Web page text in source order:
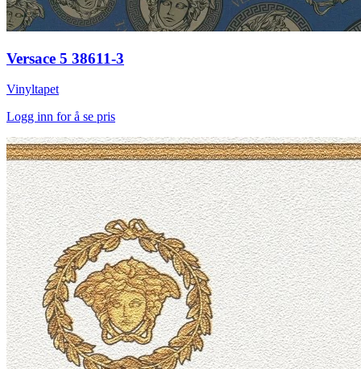
Versace 5 38611-3
Vinyltapet
Logg inn for å se pris